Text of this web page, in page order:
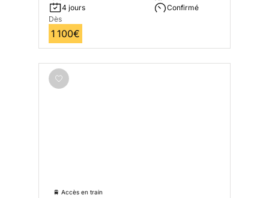
4 jours
Confirmé
Dès
1 100€
🚆 Accès en train